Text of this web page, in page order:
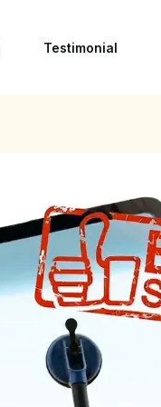
Testimonial